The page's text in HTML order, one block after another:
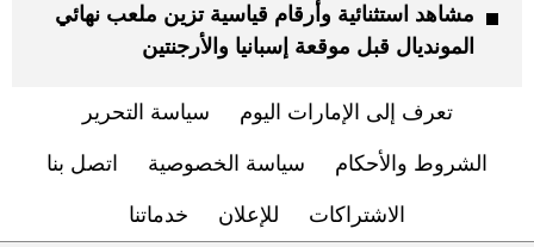
مشاهد استثنائية وأرقام قياسية تزين ملعب نهائي
المونديال قبل موقعة إسبانيا والأرجنتين
تعرف إلى الإمارات اليوم سياسة التحرير
الشروط والأحكام سياسة الخصوصية اتصل بنا
الاشتراكات للإعلان خدماتنا